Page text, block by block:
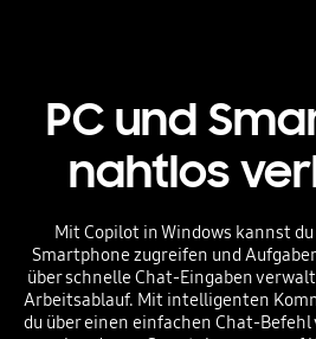
PC und
nahtlos
Mit Copilot in Windows kannst du
Smartphone zugreifen und
über schnelle Chat-Eingaben
Arbeitsablauf. Mit intelligenten
du über einen einfachen Chat-Befehl